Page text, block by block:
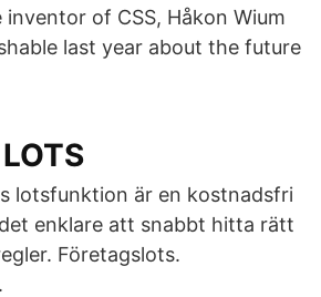
inventor of CSS, Håkon Wium
last year about the future
lotsfunktion är en kostnadsfri
enklare att snabbt hitta rätt
Företagslots.